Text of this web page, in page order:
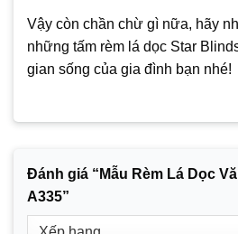
Vậy còn chần chừ gì nữa, hãy
những tấm rèm lá dọc Star
gian sống của gia đình bạn nhé!
Đánh giá “Mẫu Rèm Lá Dọc
A335”